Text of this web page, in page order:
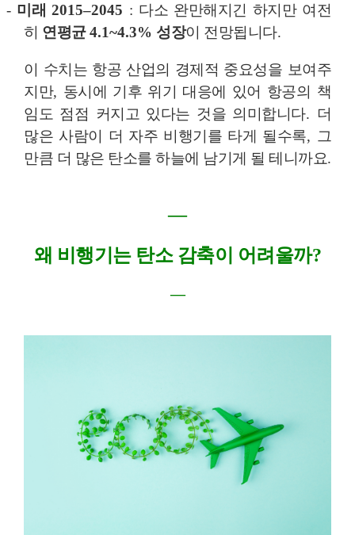
- 미래2015–2045 : 다소 완만해지긴 하지만 여전
히 연평균4.1~4.3% 성장이 전망됩니다.
이 수치는 항공 산업의 경제적 중요성을 보여주
지만, 동시에 기후 위기 대응에 있어 항공의 책
임도 점점 커지고 있다는 것을 의미합니다. 더
많은 사람이 더 자주 비행기를 타게 될수록, 그
만큼 더 많은 탄소를 하늘에 남기게 될 테니까요.
―
왜 비행기는 탄소 감축이 어려울까?
―